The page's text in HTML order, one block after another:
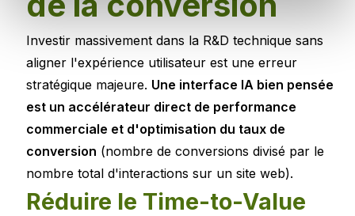
Investir massivement dans la R&D technique sans
aligner l'expérience utilisateur est une erreur
stratégique majeure. Une interface IA bien pensée
est un accélérateur direct de performance
commerciale et d'optimisation du taux de
conversion (nombre de conversions divisé par le
nombre total d'interactions sur un site web).
Réduire le Time-to-Value